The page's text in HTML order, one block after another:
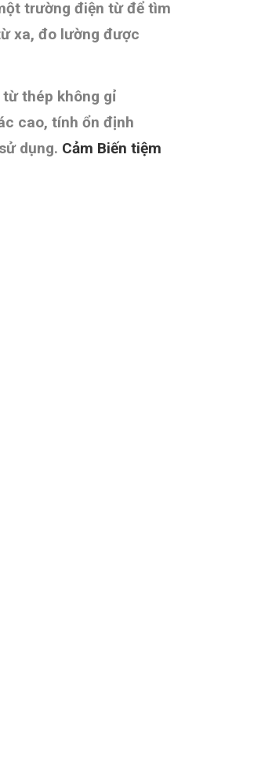
trường điện từ để tìm
xa, đo lường được
thép không gỉ
cao, tính ổn định
dụng. Cảm Biến tiệm